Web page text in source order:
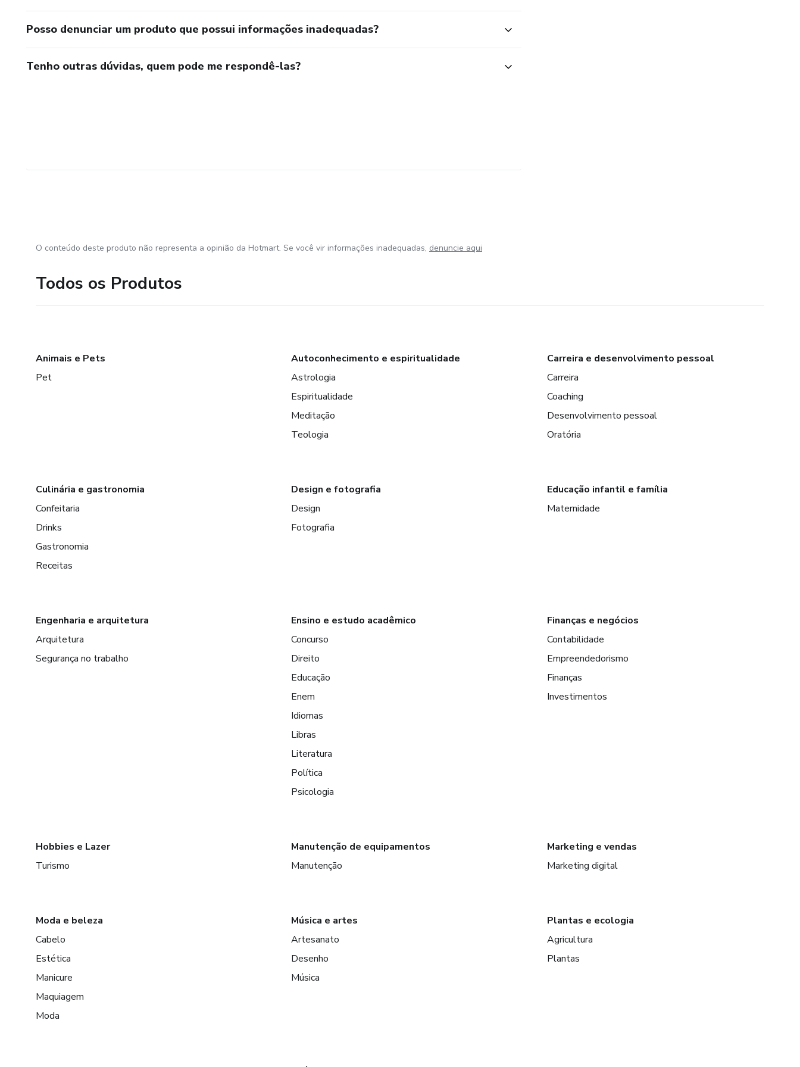
Posso denunciar um produto que possui informações inadequadas?
Tenho outras dúvidas, quem pode me respondê-las?
O conteúdo deste produto não representa a opinião da Hotmart. Se você vir informações inadequadas, denuncie aqui
Todos os Produtos
Animais e Pets
Pet
Autoconhecimento e espiritualidade
Astrologia
Espiritualidade
Meditação
Teologia
Carreira e desenvolvimento pessoal
Carreira
Coaching
Desenvolvimento pessoal
Oratória
Culinária e gastronomia
Confeitaria
Drinks
Gastronomia
Receitas
Design e fotografia
Design
Fotografia
Educação infantil e família
Maternidade
Engenharia e arquitetura
Arquitetura
Segurança no trabalho
Ensino e estudo acadêmico
Concurso
Direito
Educação
Enem
Idiomas
Libras
Literatura
Política
Psicologia
Finanças e negócios
Contabilidade
Empreendedorismo
Finanças
Investimentos
Hobbies e Lazer
Turismo
Manutenção de equipamentos
Manutenção
Marketing e vendas
Marketing digital
Moda e beleza
Cabelo
Estética
Manicure
Maquiagem
Moda
Música e artes
Artesanato
Desenho
Música
Plantas e ecologia
Agricultura
Plantas